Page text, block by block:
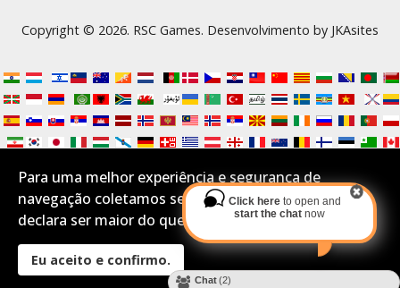
Copyright © 2026. RSC Games. Desenvolvimento by JKAsites
Desktop Layout
Para uma melhor experiência e segurança de
navegação coletamos seus Cookies.Se você aceita e
declara ser maior do que 16 anos por favor confirme:
Eu aceito e confirmo.
Chat(2)
Click hereto open and
start the chat now